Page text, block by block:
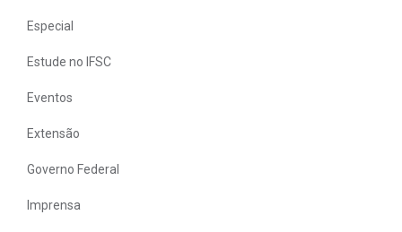
Especial
Estude no IFSC
Eventos
Extensão
Governo Federal
Imprensa